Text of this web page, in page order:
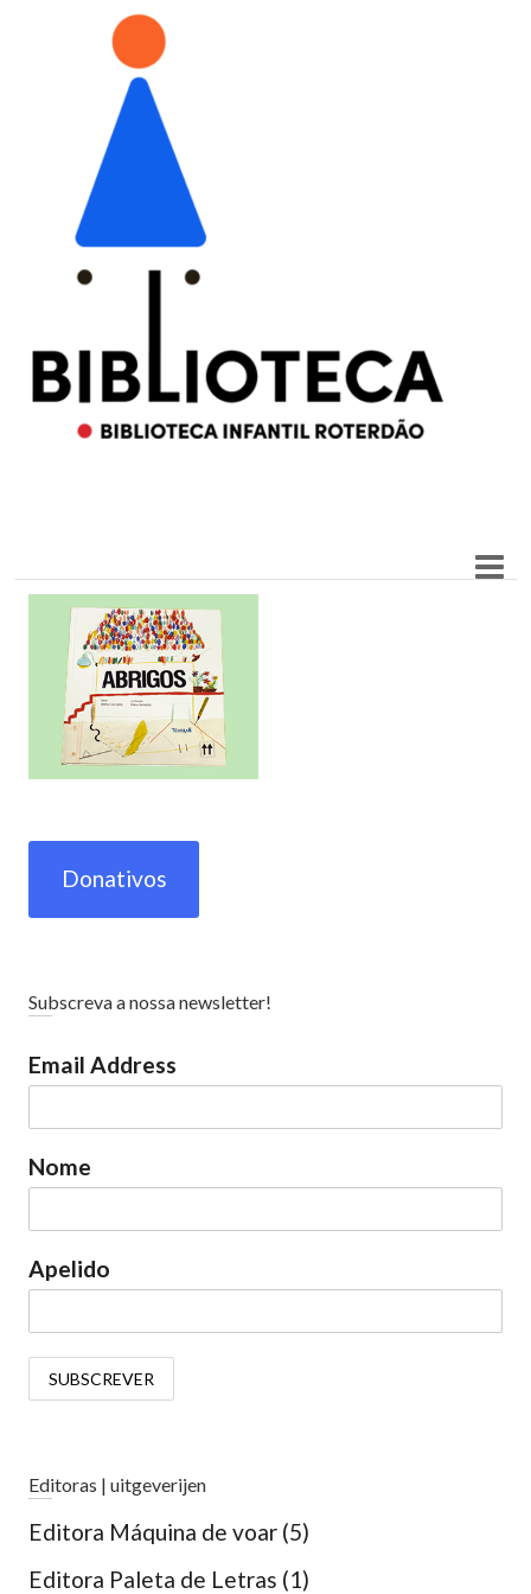
Donativos
Subscreva a nossa newsletter!
Email Address
Nome
Apelido
Editoras | uitgeverijen
Editora Máquina de voar (5)
Editora Paleta de Letras (1)